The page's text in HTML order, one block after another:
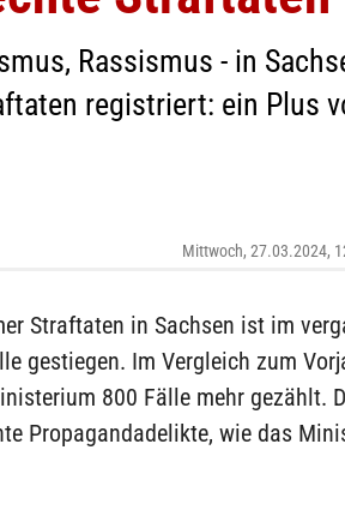
Rassismus - in
registriert: ein Plus
Mittwoch, 27.03.2024,
Straftaten in Sachsen ist im
gestiegen. Im Vergleich zum
800 Fälle mehr gezählt.
Propagandadelikte, wie das